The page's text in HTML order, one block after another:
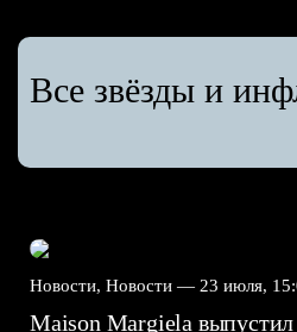
Все звёзды и
Новости, Новости — 23 июля,
Maison Margiela выпустил